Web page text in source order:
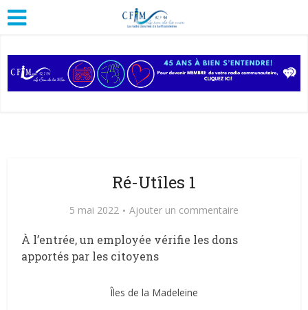
Ré-Utîles 1
5 mai 2022 Ajouter un commentaire
À l’entrée, un employée vérifie les dons
apportés par les citoyens
Îles de la Madeleine